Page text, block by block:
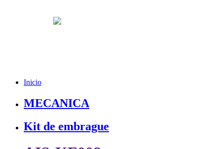
Inicio
MECANICA
Kit de embrague